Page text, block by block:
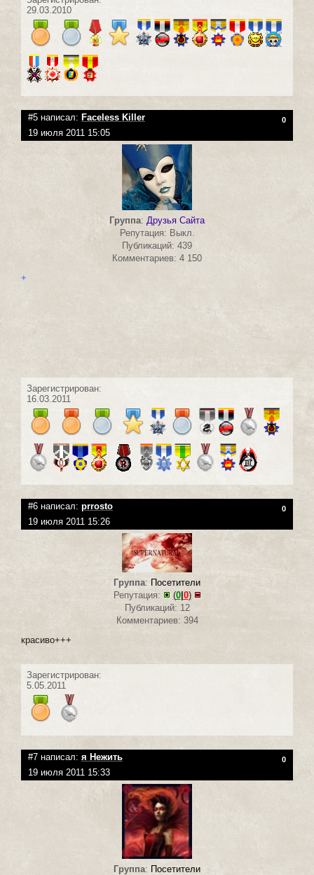
29.03.2010
#5 написал: Faceless Killer 0
19 июля 2011 15:05
Группа: Друзья Сайта
Репутация: Выкл.
Публикаций: 439
Комментариев: 4 150
+
Зарегистрирован:
16.03.2011
#6 написал: prrosto 0
19 июля 2011 15:26
Группа: Посетители
Репутация:
(0| 0)
Публикаций: 12
Комментариев: 394
красиво+++
Зарегистрирован:
5.05.2011
#7 написал: я Нежить 0
19 июля 2011 15:33
Группа: Посетители